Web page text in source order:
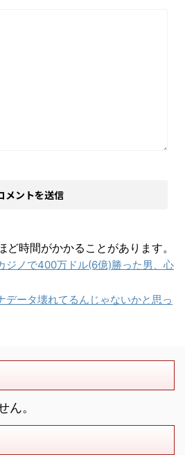
時間がかかることがあります。
ジノで400万ドル(6億)勝った男、心
データ壊れてるんじゃないかと思っ
ん。